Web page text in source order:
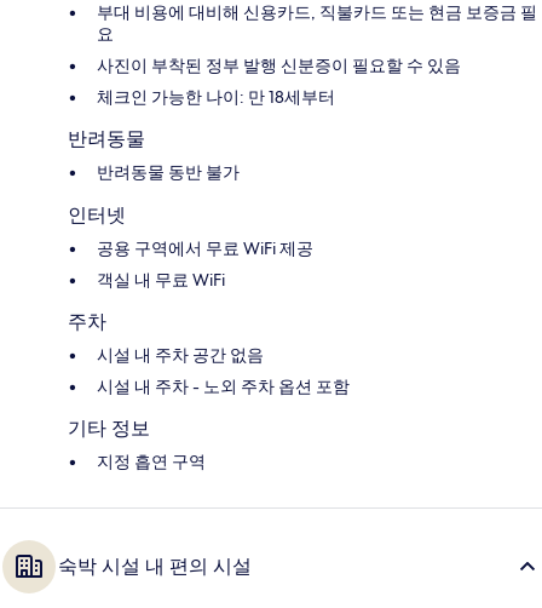
부대 비용에 대비해 신용카드, 직불카드 또는 현금 보증금 필
요
사진이 부착된 정부 발행 신분증이 필요할 수 있음
체크인 가능한 나이: 만 18세부터
반려동물
반려동물 동반 불가
인터넷
공용 구역에서 무료 WiFi 제공
객실 내 무료 WiFi
주차
시설 내 주차 공간 없음
시설 내 주차 - 노외 주차 옵션 포함
기타 정보
지정 흡연 구역
숙박 시설 내 편의 시설